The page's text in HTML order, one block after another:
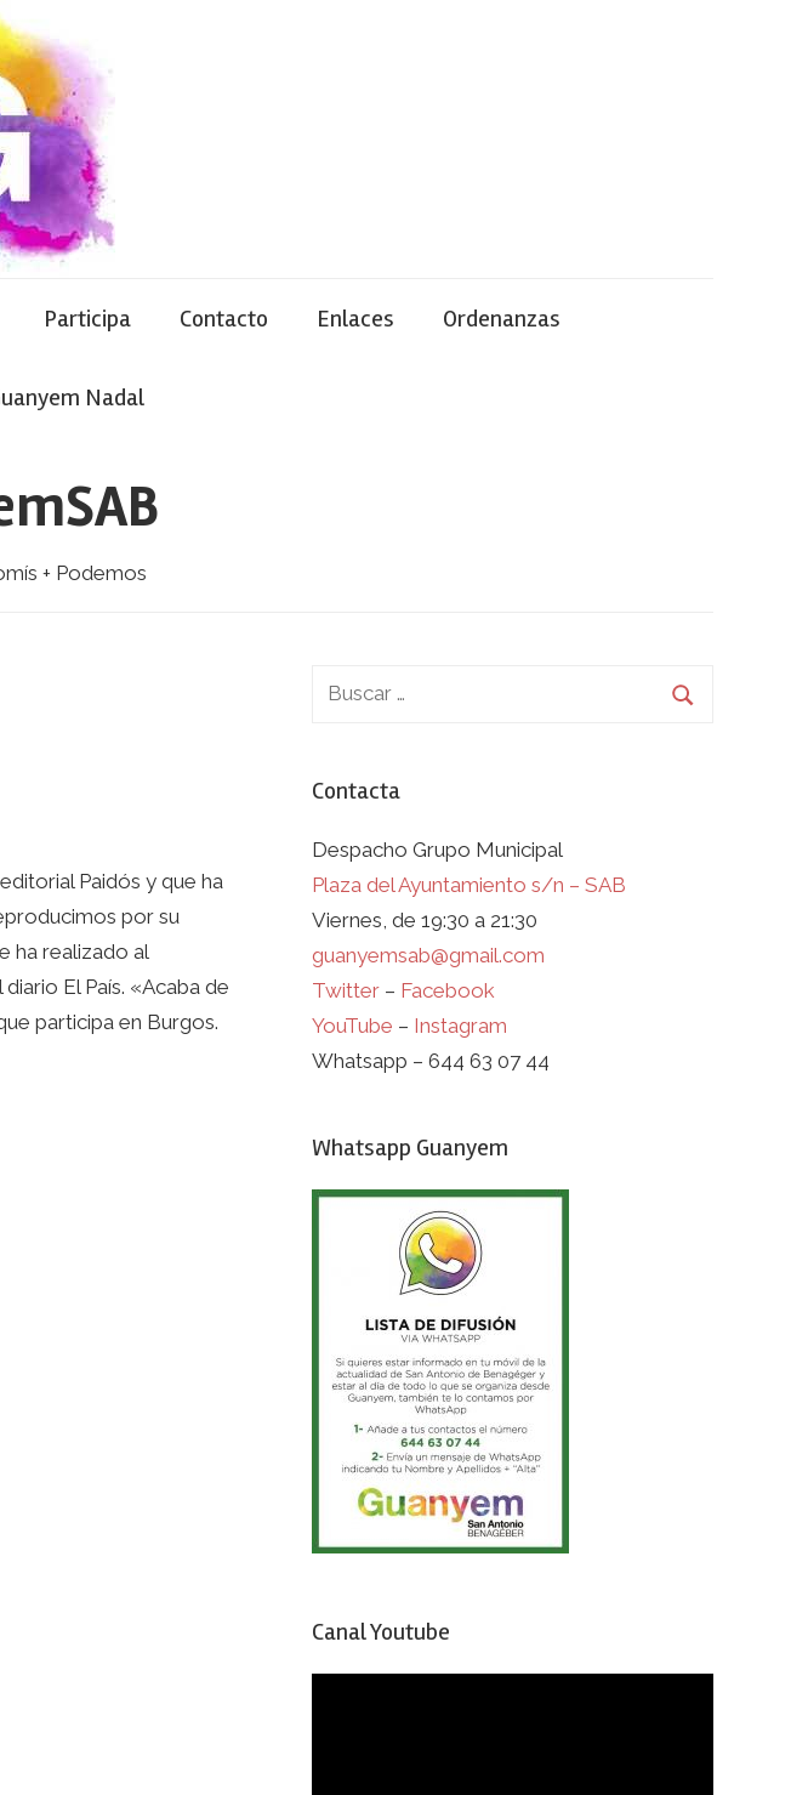
Participa Contacto Enlaces Ordenanzas
Nadal
+ Podemos
Paidós y que ha
por su
ha realizado al
El País. «Acaba de
participa en Burgos.
Contacta
Despacho Grupo Municipal
Plaza del Ayuntamiento s/n – SAB
Viernes, de 19:30 a 21:30
guanyemsab@gmail.com
Twitter – Facebook
YouTube – Instagram
Whatsapp – 644 63 07 44
Whatsapp Guanyem
Canal Youtube